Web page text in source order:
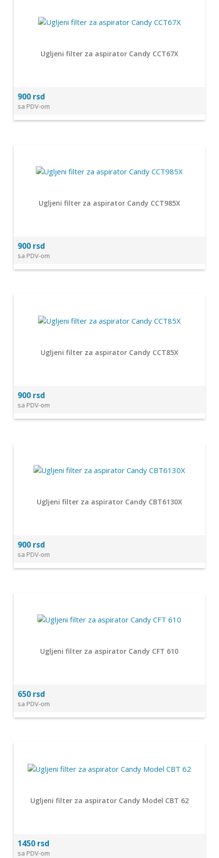
Ugljeni filter za aspirator Candy CCT67X
900 rsd
sa PDV-om
Ugljeni filter za aspirator Candy CCT985X
900 rsd
sa PDV-om
Ugljeni filter za aspirator Candy CCT85X
900 rsd
sa PDV-om
Ugljeni filter za aspirator Candy CBT6130X
900 rsd
sa PDV-om
Ugljeni filter za aspirator Candy CFT 610
650 rsd
sa PDV-om
Ugljeni filter za aspirator Candy Model CBT 62
1450 rsd
sa PDV-om